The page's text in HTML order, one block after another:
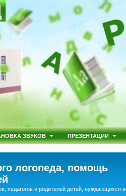
ЗВУКОВ ПРЕЗЕНТАЦИИ
логопеда, помощь
педагогов и родителей детей, нуждающихся в